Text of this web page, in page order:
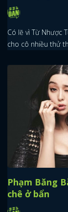
Có lẽ vì Từ Nhược
cho cô nhiều thử
Phạm Băng
chê ở bẩn